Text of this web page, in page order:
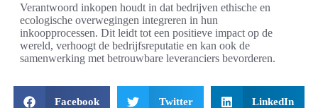
Verantwoord inkopen houdt in dat bedrijven ethische en
ecologische overwegingen integreren in hun
inkoopprocessen. Dit leidt tot een positieve impact op de
wereld, verhoogt de bedrijfsreputatie en kan ook de
samenwerking met betrouwbare leveranciers bevorderen.
Facebook Twitter LinkedIn